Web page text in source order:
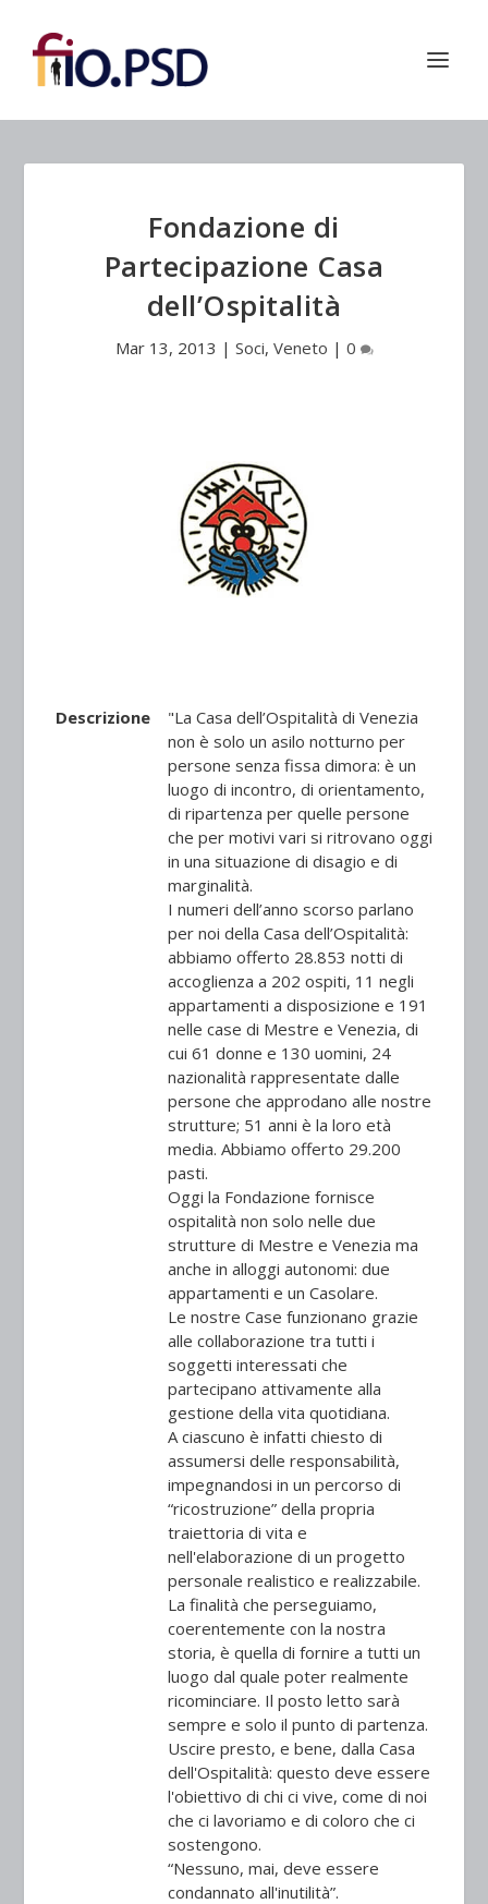
Fondazione di
Partecipazione Casa
dell’Ospitalità
Mar 13, 2013 | Soci, Veneto | 0
Descrizione
"La Casa dell’Ospitalità di Venezia
non è solo un asilo notturno per
persone senza fissa dimora: è un
luogo di incontro, di orientamento,
di ripartenza per quelle persone
che per motivi vari si ritrovano oggi
in una situazione di disagio e di
marginalità.
I numeri dell’anno scorso parlano
per noi della Casa dell’Ospitalità:
abbiamo offerto 28.853 notti di
accoglienza a 202 ospiti, 11 negli
appartamenti a disposizione e 191
nelle case di Mestre e Venezia, di
cui 61 donne e 130 uomini, 24
nazionalità rappresentate dalle
persone che approdano alle nostre
strutture; 51 anni è la loro età
media. Abbiamo offerto 29.200
pasti.
Oggi la Fondazione fornisce
ospitalità non solo nelle due
strutture di Mestre e Venezia ma
anche in alloggi autonomi: due
appartamenti e un Casolare.
Le nostre Case funzionano grazie
alle collaborazione tra tutti i
soggetti interessati che
partecipano attivamente alla
gestione della vita quotidiana.
A ciascuno è infatti chiesto di
assumersi delle responsabilità,
impegnandosi in un percorso di
“ricostruzione” della propria
traiettoria di vita e
nell'elaborazione di un progetto
personale realistico e realizzabile.
La finalità che perseguiamo,
coerentemente con la nostra
storia, è quella di fornire a tutti un
luogo dal quale poter realmente
ricominciare. Il posto letto sarà
sempre e solo il punto di partenza.
Uscire presto, e bene, dalla Casa
dell'Ospitalità: questo deve essere
l'obiettivo di chi ci vive, come di noi
che ci lavoriamo e di coloro che ci
sostengono.
“Nessuno, mai, deve essere
condannato all'inutilità”.